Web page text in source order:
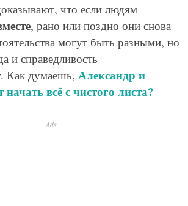
что если людям
, рано или поздно они снова
могут быть разными, но
и справедливость
Как думаешь, Александр и
всё с чистого листа?
Ads